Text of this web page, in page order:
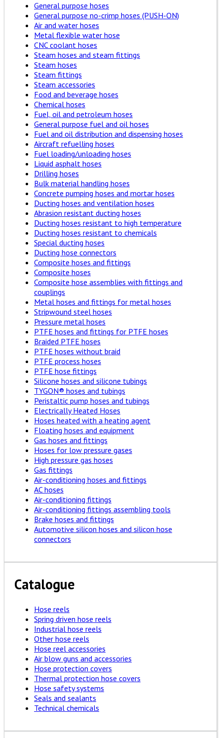
General purpose hoses
General purpose no-crimp hoses (PUSH-ON)
Air and water hoses
Metal flexible water hose
CNC coolant hoses
Steam hoses and steam fittings
Steam hoses
Steam fittings
Steam accessories
Food and beverage hoses
Chemical hoses
Fuel, oil and petroleum hoses
General purpose fuel and oil hoses
Fuel and oil distribution and dispensing hoses
Aircraft refuelling hoses
Fuel loading/unloading hoses
Liquid asphalt hoses
Drilling hoses
Bulk material handling hoses
Concrete pumping hoses and mortar hoses
Ducting hoses and ventilation hoses
Abrasion resistant ducting hoses
Ducting hoses resistant to high temperature
Ducting hoses resistant to chemicals
Special ducting hoses
Ducting hose connectors
Composite hoses and fittings
Composite hoses
Composite hose assemblies with fittings and
couplings
Metal hoses and fittings for metal hoses
Stripwound steel hoses
Pressure metal hoses
PTFE hoses and fittings for PTFE hoses
Braided PTFE hoses
PTFE hoses without braid
PTFE process hoses
PTFE hose fittings
Silicone hoses and silicone tubings
TYGON® hoses and tubings
Peristaltic pump hoses and tubings
Electrically Heated Hoses
Hoses heated with a heating agent
Floating hoses and equipment
Gas hoses and fittings
Hoses for low pressure gases
High pressure gas hoses
Gas fittings
Air-conditioning hoses and fittings
AC hoses
Air-conditioning fittings
Air-conditioning fittings assembling tools
Brake hoses and fittings
Automotive silicon hoses and silicon hose
connectors
Catalogue
Hose reels
Spring driven hose reels
Industrial hose reels
Other hose reels
Hose reel accessories
Air blow guns and accessories
Hose protection covers
Thermal protection hose covers
Hose safety systems
Seals and sealants
Technical chemicals